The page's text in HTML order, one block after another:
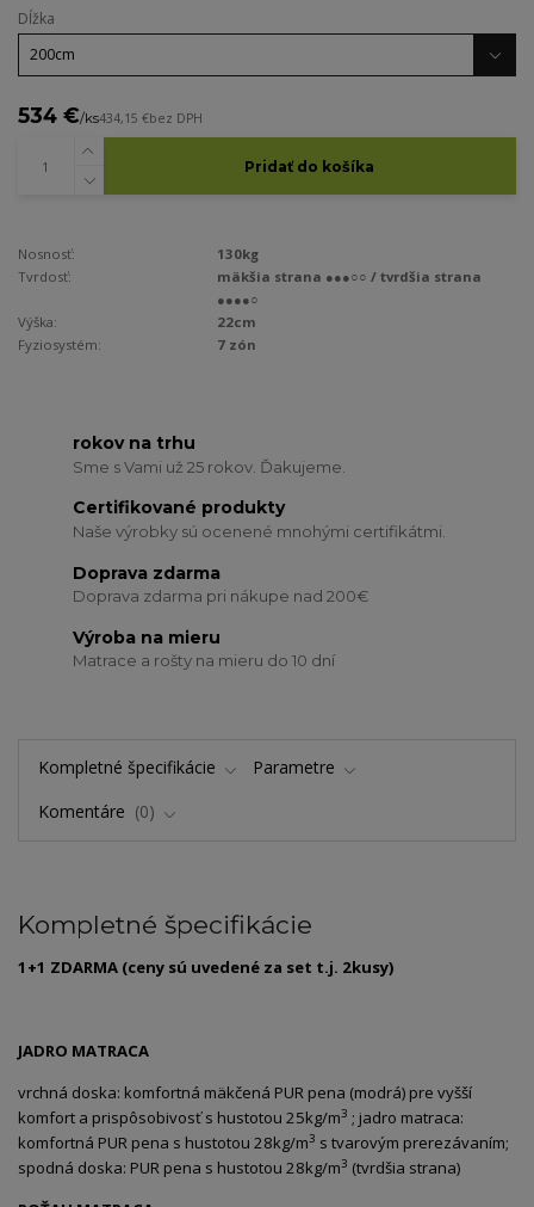
Dĺžka
534 €/ks434,15 €bez DPH
Pridať do košíka
Nosnosť:
130kg
Tvrdosť:
mäkšia strana ●●●○○ / tvrdšia strana
●●●●○
Výška:
22cm
Fyziosystém:
7 zón
rokov na trhu
Sme s Vami už 25 rokov. Ďakujeme.
Certifikované produkty
Naše výrobky sú ocenené mnohými certifikátmi.
Doprava zdarma
Doprava zdarma pri nákupe nad 200€
Výroba na mieru
Matrace a rošty na mieru do 10 dní
Kompletné špecifikácie
Parametre
Komentáre
0
Kompletné špecifikácie
1+1 ZDARMA (ceny sú uvedené za set t.j. 2kusy)
JADRO MATRACA
vrchná doska: komfortná mäkčená PUR pena (modrá) pre vyšší
komfort a prispôsobivosť s hustotou 25kg/m3 ; jadro matraca:
komfortná PUR pena s hustotou 28kg/m3 s tvarovým prerezávaním;
spodná doska: PUR pena s hustotou 28kg/m3 (tvrdšia strana)